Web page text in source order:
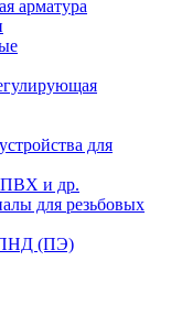
арматура
для
и др.
для резьбовых
(ПЭ)